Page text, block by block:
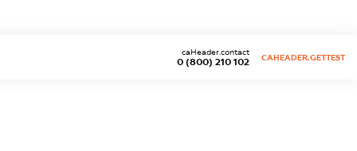
0 (800) 210 102
caHeader.contact
CAHEADER.GETTEST